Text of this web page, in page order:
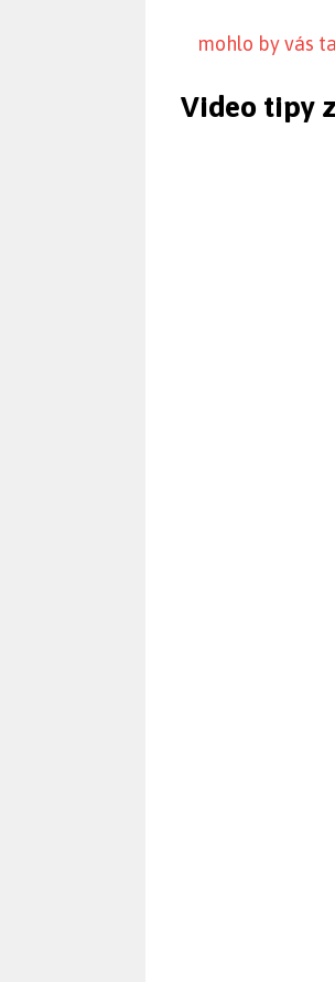
mohlo by vás
Video tipy